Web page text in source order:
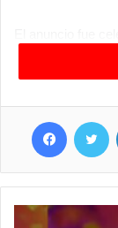
agradecieron
seguir a lo largo
tantas personas